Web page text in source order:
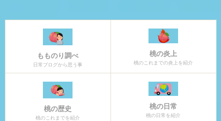
もものり調べ
日常ブログから思う事
桃の炎上
桃のこれまでの炎上を紹介
桃の歴史
桃のこれまでを紹介
桃の日常
桃の日常を紹介